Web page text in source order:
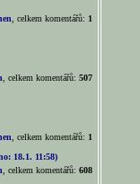
, celkem komentářů: 1
, celkem komentářů: 507
, celkem komentářů: 1
18.1. 11:58)
, celkem komentářů: 608